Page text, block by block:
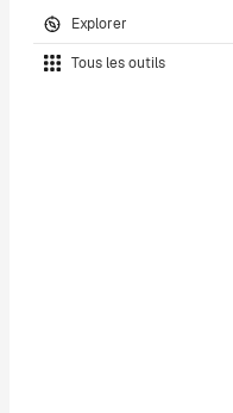
Explorer
Tous les outils